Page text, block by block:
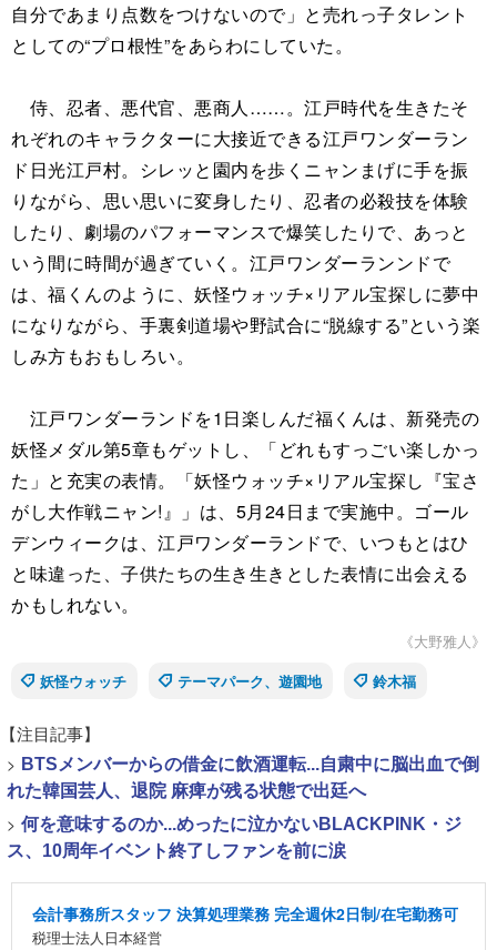
自分であまり点数をつけないので」と売れっ子タレント
としての“プロ根性”をあらわにしていた。
侍、忍者、悪代官、悪商人……。江戸時代を生きたそ
れぞれのキャラクターに大接近できる江戸ワンダーラン
ド日光江戸村。シレッと園内を歩くニャンまげに手を振
りながら、思い思いに変身したり、忍者の必殺技を体験
したり、劇場のパフォーマンスで爆笑したりで、あっと
いう間に時間が過ぎていく。江戸ワンダーランンドで
は、福くんのように、妖怪ウォッチ×リアル宝探しに夢中
になりながら、手裏剣道場や野試合に“脱線する”という楽
しみ方もおもしろい。
江戸ワンダーランドを1日楽しんだ福くんは、新発売の
妖怪メダル第5章もゲットし、「どれもすっごい楽しかっ
た」と充実の表情。「妖怪ウォッチ×リアル宝探し『宝さ
がし大作戦ニャン!』」は、5月24日まで実施中。ゴール
デンウィークは、江戸ワンダーランドで、いつもとはひ
と味違った、子供たちの生き生きとした表情に出会える
かもしれない。
《大野雅人》
妖怪ウォッチ
テーマパーク、遊園地 鈴木福
【注目記事】
> BTSメンバーからの借金に飲酒運転...自粛中に脳出血で倒
れた韓国芸人、退院 麻痺が残る状態で出廷へ
> 何を意味するのか...めったに泣かないBLACKPINK・ジ
ス、10周年イベント終了しファンを前に涙
会計事務所スタッフ 決算処理業務 完全週休2日制/在宅勤務可
税理士法人日本経営